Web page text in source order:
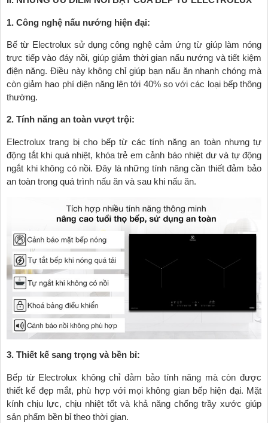
1. Công nghệ nấu nướng hiện đại:
Bế từ Electrolux sử dụng công nghệ cảm ứng từ giúp làm nóng
trực tiếp vào đáy nồi, giúp giảm thời gian nấu nướng và tiết kiệm
điện năng. Điều này không chỉ giúp bạn nấu ăn nhanh chóng mà
còn giảm hao phí diện năng lên tới 40% so với các loại bếp thông
thường.
2. Tính năng an toàn vượt trội:
Electrolux trang bị cho bếp từ các tính năng an toàn nhưng tự
động tắt khi quá nhiệt, khóa trẻ em cảnh báo nhiệt dư và tự động
ngắt khi không có nồi. Đây là những tính năng cần thiết đảm bảo
an toàn trong quá trình nấu ăn và sau khi nấu ăn.
3. Thiết kế sang trọng và bền bỉ:
Bếp từ Electrolux không chỉ đảm bảo tính năng mà còn được
thiết kế đẹp mắt, phù hợp với mọi không gian bếp hiện đại. Mặt
kính chịu lực, chịu nhiệt tốt và khả năng chống trầy xước giúp
sản phẩm bền bỉ theo thời gian.